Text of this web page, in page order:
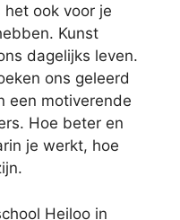
ook voor je
Kunst
dagelijks leven.
ons geleerd
een motiverende
Hoe beter en
je werkt, hoe
Heiloo in